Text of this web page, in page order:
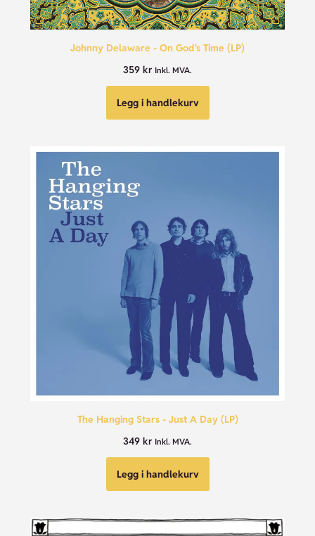
Johnny Delaware - On God's Time (LP)
359 kr Inkl. MVA.
Legg i handlekurv
The Hanging Stars - Just A Day (LP)
349 kr Inkl. MVA.
Legg i handlekurv